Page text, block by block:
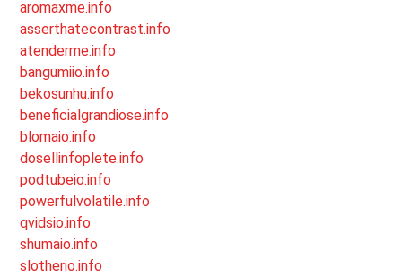
aromaxme.info
asserthatecontrast.info
atenderme.info
bangumiio.info
bekosunhu.info
beneficialgrandiose.info
blomaio.info
dosellinfoplete.info
podtubeio.info
powerfulvolatile.info
qvidsio.info
shumaio.info
slotherio.info